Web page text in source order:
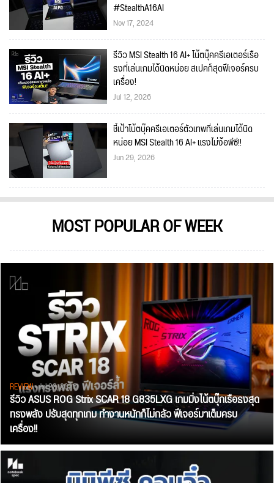
#StealthA16AI
Nov 17, 2024
รีวิว MSI Stealth 16 AI+ โน้ตบุ๊คครีเอเตอร์เรือ
ธงที่เล่นเกมได้นิดหน่อย สเปคก็สุดฟีเจอร์ครบ
เครื่อง!
Jul 12, 2026
ชี้เป้าโน้ตบุ๊คครีเอเตอร์ตัวเทพที่เล่นเกมได้นิด
หน่อย MSI Stealth 16 AI+ แรงไม่ง้อพีซี!!
Jun 29, 2026
MOST POPULAR OF WEEK
REVIEW• Jul 28, 2026
รีวิว ASUS ROG Strix SCAR 18 G835LXG เกมมิ่งโน้ตบุ๊กเรือธงสุด
ทรงพลัง ปรับสุดทุกเกม ทำงานหนักก็ไม่กลัว ฟีเจอร์มาเต็มครบ
เครื่อง!!